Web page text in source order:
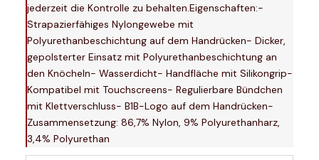
jederzeit die Kontrolle zu behalten.Eigenschaften:-
Strapazierfähiges Nylongewebe mit
Polyurethanbeschichtung auf dem Handrücken- Dicker,
gepolsterter Einsatz mit Polyurethanbeschichtung an
den Knöcheln- Wasserdicht- Handfläche mit Silikongrip-
Kompatibel mit Touchscreens- Regulierbare Bündchen
mit Klettverschluss- B1B-Logo auf dem Handrücken-
Zusammensetzung: 86,7% Nylon, 9% Polyurethanharz,
3,4% Polyurethan